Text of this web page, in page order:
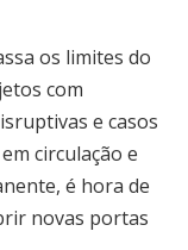
os limites do
com
e casos
circulação e
é hora de
novas portas